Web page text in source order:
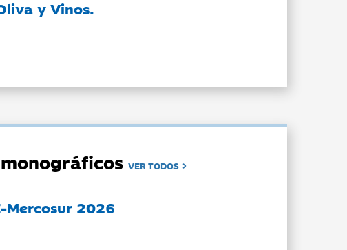
y Vinos.
VER TODOS
Mercosur 2026